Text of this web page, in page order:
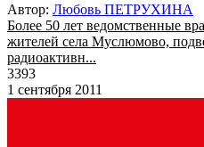
Автор: Любовь ПЕТРУХИНА
Более 50 лет ведомственные
жителей села Муслюмово,
радиоактивн...
3393
1 сентября 2011